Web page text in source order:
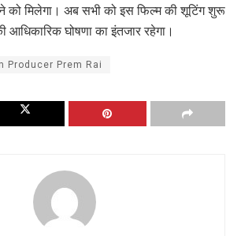
को मिलेगा। अब सभी को इस फिल्म की शूटिंग शुरू
आधिकारिक घोषणा का इंतजार रहेगा।
Producer Prem Rai